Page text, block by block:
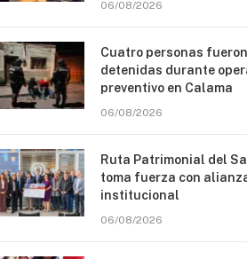
06/08/2026
Cuatro personas fueron
detenidas durante
preventivo en Calama
06/08/2026
Ruta Patrimonial del
toma fuerza con
institucional
06/08/2026